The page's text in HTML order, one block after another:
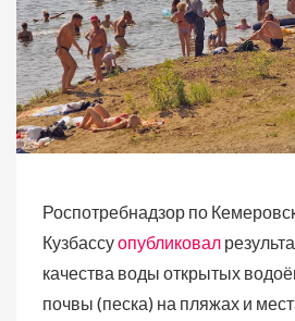
Роспотребнадзор по
Кузбассуопубликовал
качества воды открытых
почвы (песка) на пляжах и